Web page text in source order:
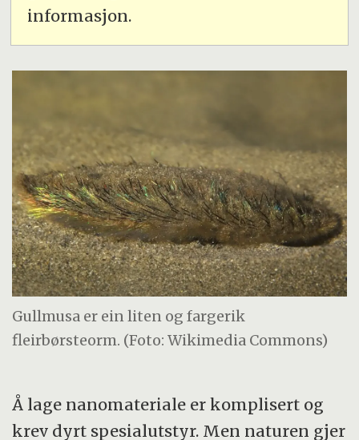
informasjon.
Gullmusa er ein liten og fargerik
fleirbørsteorm. (Foto: Wikimedia Commons)
Å lage nanomateriale er komplisert og
krev dyrt spesialutstyr. Men naturen gjer